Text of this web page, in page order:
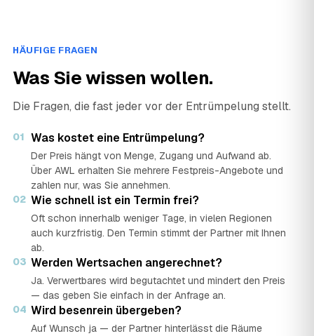
HÄUFIGE FRAGEN
Was Sie wissen wollen.
Die Fragen, die fast jeder vor der Entrümpelung stellt.
01 Was kostet eine Entrümpelung?
Der Preis hängt von Menge, Zugang und Aufwand ab.
Über AWL erhalten Sie mehrere Festpreis-Angebote und
zahlen nur, was Sie annehmen.
02 Wie schnell ist ein Termin frei?
Oft schon innerhalb weniger Tage, in vielen Regionen
auch kurzfristig. Den Termin stimmt der Partner mit Ihnen
ab.
03 Werden Wertsachen angerechnet?
Ja. Verwertbares wird begutachtet und mindert den Preis
— das geben Sie einfach in der Anfrage an.
04 Wird besenrein übergeben?
Auf Wunsch ja — der Partner hinterlässt die Räume